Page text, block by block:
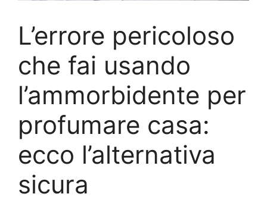
L’errore pericoloso
che fai usando
l’ammorbidente per
profumare casa:
ecco l’alternativa
sicura